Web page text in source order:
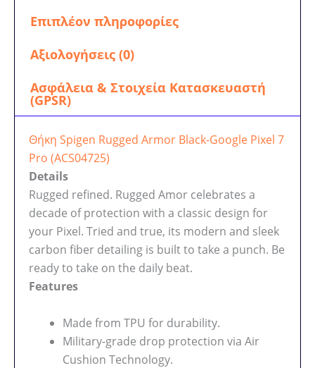
Επιπλέον πληροφορίες
Αξιολογήσεις (0)
Ασφάλεια & Στοιχεία Κατασκευαστή
(GPSR)
Θήκη Spigen Rugged Armor Black-Google Pixel 7
Pro (ACS04725)
Details
Rugged refined. Rugged Amor celebrates a
decade of protection with a classic design for
your Pixel. Tried and true, its modern and sleek
carbon fiber detailing is built to take a punch. Be
ready to take on the daily beat.
Features
Made from TPU for durability.
Military-grade drop protection via Air
Cushion Technology.